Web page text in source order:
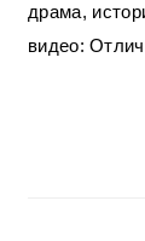
драма,
видео: